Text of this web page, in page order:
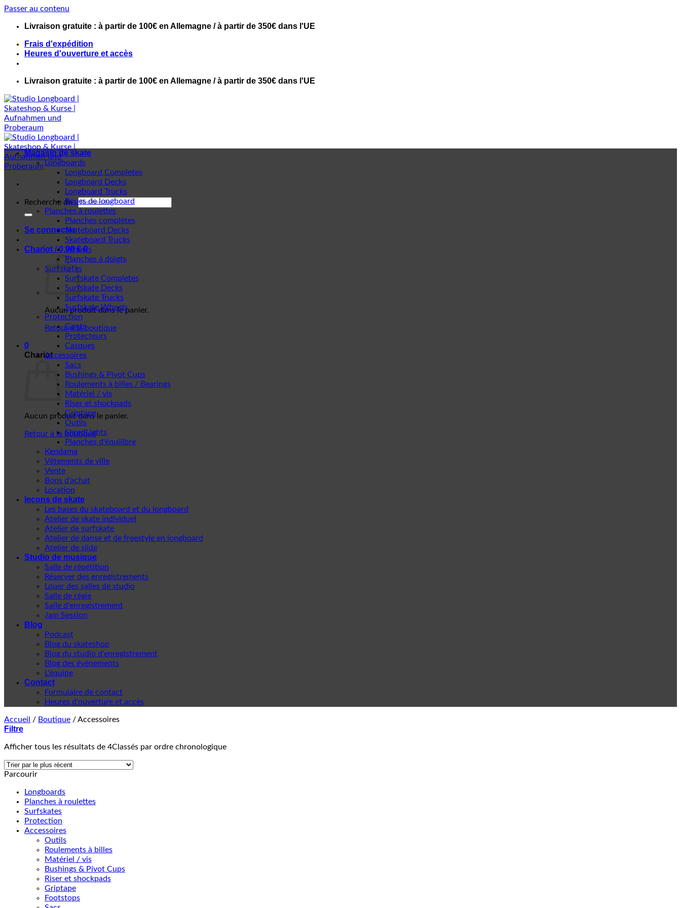
Passer au contenu
Livraison gratuite : à partir de 100€ en Allemagne / à partir de 350€ dans l'UE
Frais d'expédition
Heures d'ouverture et accès
Livraison gratuite : à partir de 100€ en Allemagne / à partir de 350€ dans l'UE
Recherche de :
Se connecter
Chariot /0,00€ 0
Aucun produit dans le panier.
Retour à la boutique
0
Chariot
Aucun produit dans le panier.
Retour à la boutique
Magasin de skate
Longboards
Longboard Completes
Longboard Decks
Longboard Trucks
Roues de longboard
Planches à roulettes
Planches complètes
Skateboard Decks
Skateboard Trucks
Wheels
Planches à doigts
Surfskates
Surfskate Completes
Surfskate Decks
Surfskate Trucks
Surfskate Wheels
Protection
Gants
Protecteurs
Casques
Accessoires
Sacs
Bushings & Pivot Cups
Roulements à billes / Bearings
Matériel / vis
Riser et shockpads
Griptape
Outils
ShredLights
Planches d'équilibre
Kendama
Vêtements de ville
Vente
Bons d'achat
Location
leçons de skate
Les bases du skateboard et du longboard
Atelier de skate individuel
Atelier de surfskate
Atelier de danse et de freestyle en longboard
Atelier de slide
Studio de musique
Salle de répétition
Réserver des enregistrements
Louer des salles de studio
Salle de régie
Salle d'enregistrement
Jam Session
Blog
Podcast
Blog du skateshop
Blog du studio d'enregistrement
Blog des événements
L'équipe
Contact
Formulaire de contact
Heures d'ouverture et accès
Accueil / Boutique /Accessoires
Filtre
Afficher tous les résultats de 4Classés par ordre chronologique
Parcourir
Longboards
Planches à roulettes
Surfskates
Protection
Accessoires
Outils
Roulements à billes
Matériel / vis
Bushings & Pivot Cups
Riser et shockpads
Griptape
Footstops